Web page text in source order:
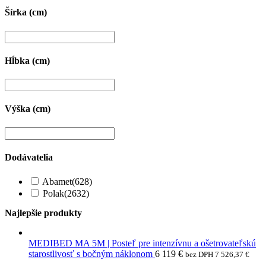
Šírka (cm)
Hĺbka (cm)
Výška (cm)
Dodávatelia
Abamet(628)
Polak(2632)
Najlepšie produkty
MEDIBED MA 5M | Posteľ pre intenzívnu a ošetrovateľskú
starostlivosť s bočným náklonom 6 119 € bez DPH 7 526,37 €